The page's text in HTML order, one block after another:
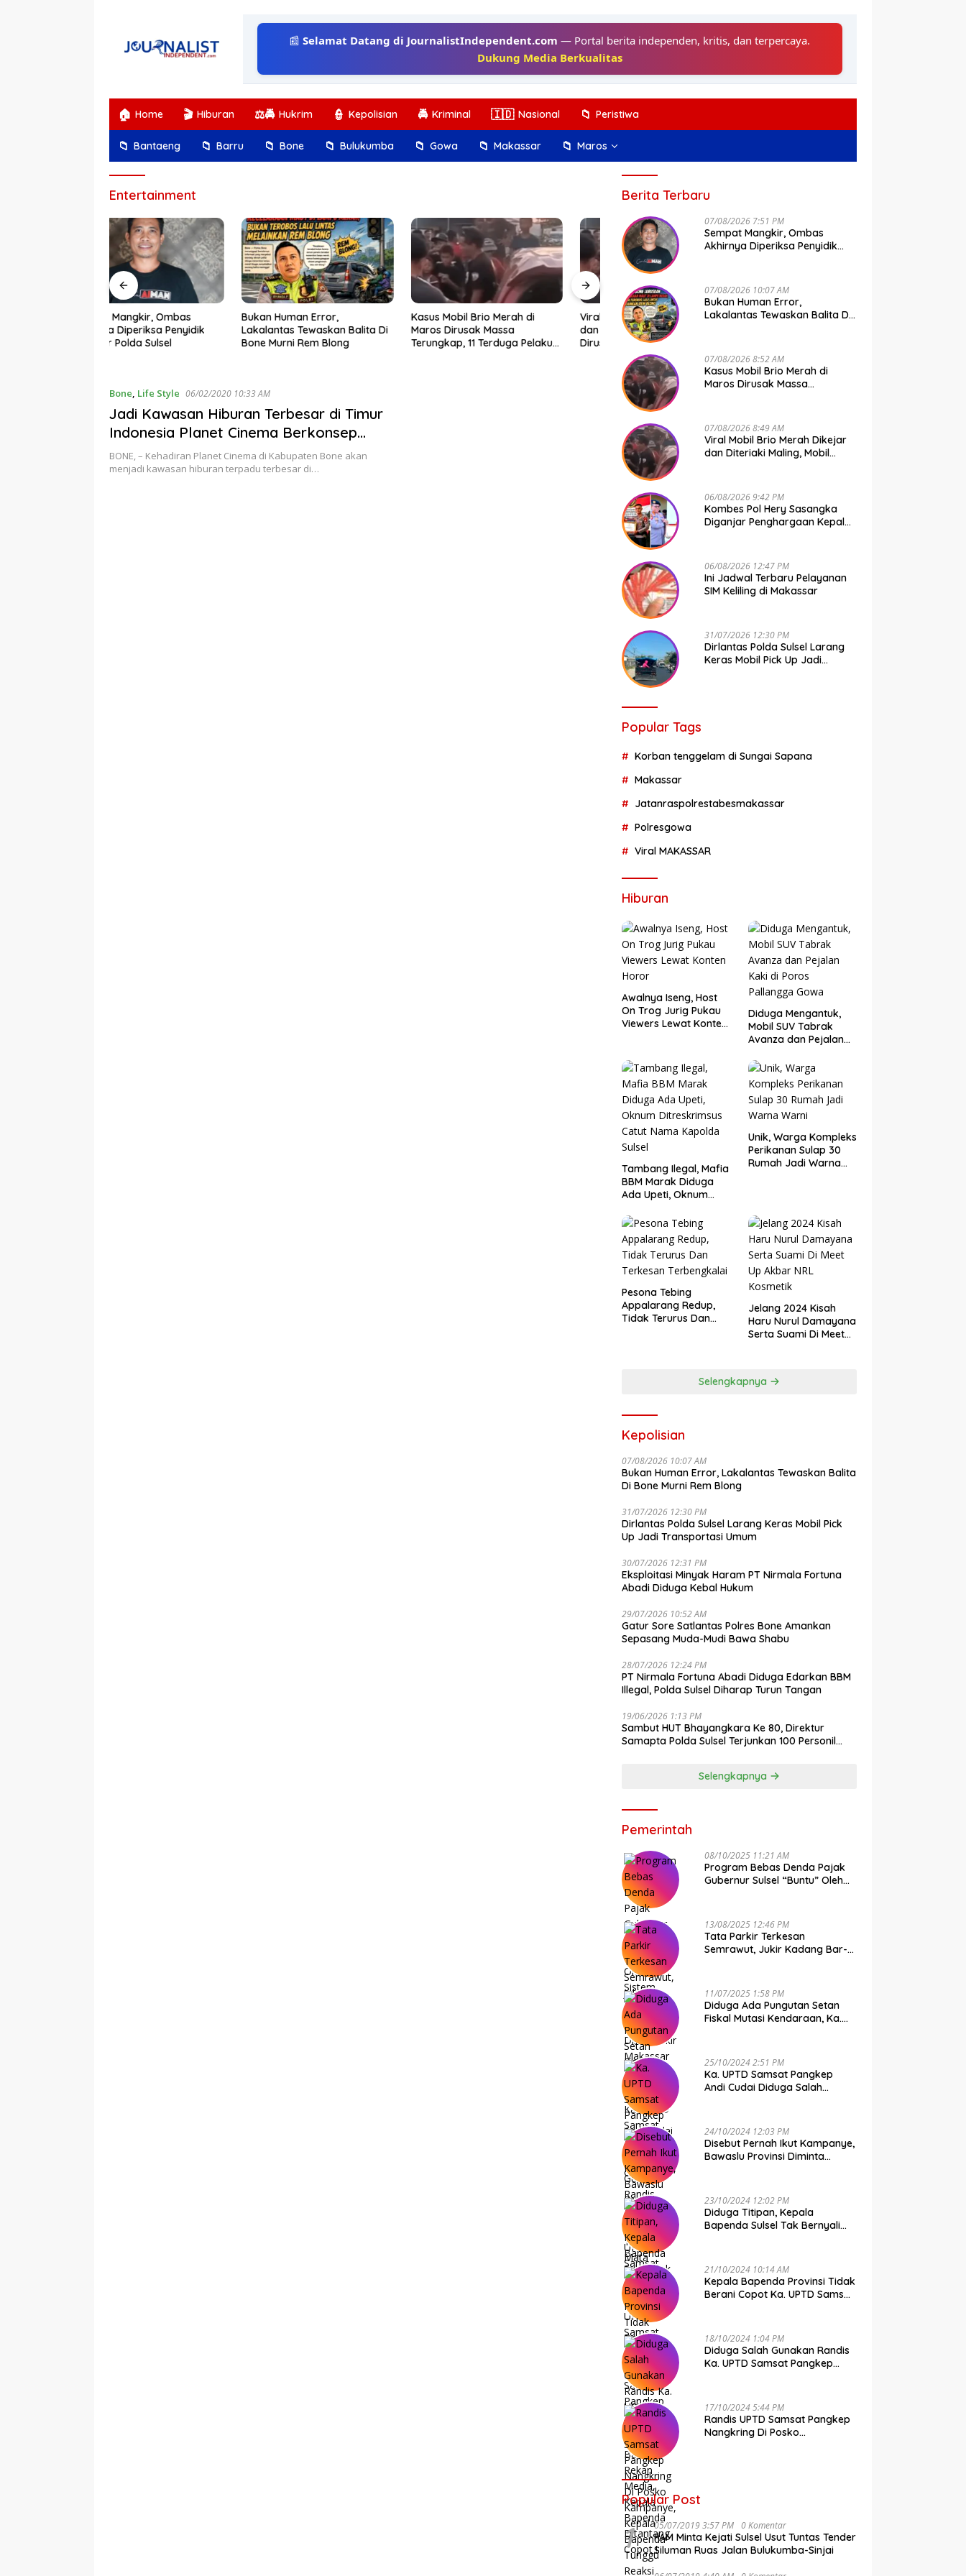
📰Selamat Datang di JournalistIndependent.com — Portal berita independen, kritis, dan terpercaya.
Dukung Media Berkualitas
🏠 Home 🎬 Hiburan ⚖️🚔 Hukrim 👮 Kepolisian 🚔 Kriminal 🇮🇩 Nasional 📁 Peristiwa
📁 Bantaeng 📁 Barru 📁 Bone 📁 Bulukumba 📁 Gowa 📁 Makassar 📁 Maros
Entertainment
Bukan Human Error,
Lakalantas Tewaskan Balita Di
Bone Murni Rem Blong
Kasus Mobil Brio Merah di
Maros Dirusak Massa
Terungkap, 11 Terduga Pelaku
Viral Mobil Brio Merah Dikejar
dan Diteriaki Maling, Mobil
Dirusak Polisi Usut
Diganjar Penghargaan Kepala
Basarnas Gegara Ini
Bone Life Style 06/02/2020 10:33 AM
Jadi Kawasan Hiburan Terbesar di Timur
Indonesia Planet Cinema Berkonsep
Entertainment
BONE, – Kehadiran Planet Cinema di Kabupaten Bone akan
menjadi kawasan hiburan terpadu terbesar di…
Berita Terbaru
07/08/2026 7:51 PM
Sempat Mangkir, Ombas
Akhirnya Diperiksa Penyidik
07/08/2026 10:07 AM
Bukan Human Error,
Lakalantas Tewaskan Balita Di
07/08/2026 8:52 AM
Kasus Mobil Brio Merah di
Maros Dirusak Massa
07/08/2026 8:49 AM
Viral Mobil Brio Merah Dikejar
dan Diteriaki Maling, Mobil
06/08/2026 9:42 PM
Kombes Pol Hery Sasangka
Diganjar Penghargaan Kepala
06/08/2026 12:47 PM
Ini Jadwal Terbaru Pelayanan
SIM Keliling di Makassar
31/07/2026 12:30 PM
Dirlantas Polda Sulsel Larang
Keras Mobil Pick Up Jadi
Popular Tags
Korban tenggelam di Sungai Sapana
Makassar
Jatanraspolrestabesmakassar
Polresgowa
Viral MAKASSAR
Hiburan
Awalnya Iseng, Host
On Trog Jurig Pukau
Viewers Lewat Konten
Diduga Mengantuk,
Mobil SUV Tabrak
Avanza dan Pejalan
Pallangga Gowa
Tambang Ilegal, Mafia
BBM Marak Diduga
Ada Upeti, Oknum
Nama Kapolda Sulsel
Unik, Warga Kompleks
Perikanan Sulap 30
Rumah Jadi Warna
Pesona Tebing
Appalarang Redup,
Tidak Terurus Dan
Jelang 2024 Kisah
Haru Nurul Damayana
Serta Suami Di Meet
Selengkapnya
Kepolisian
07/08/2026 10:07 AM
Bukan Human Error, Lakalantas Tewaskan Balita
Di Bone Murni Rem Blong
31/07/2026 12:30 PM
Dirlantas Polda Sulsel Larang Keras Mobil Pick
Up Jadi Transportasi Umum
30/07/2026 12:31 PM
Eksploitasi Minyak Haram PT Nirmala Fortuna
Abadi Diduga Kebal Hukum
29/07/2026 10:52 AM
Gatur Sore Satlantas Polres Bone Amankan
Sepasang Muda-Mudi Bawa Shabu
28/07/2026 12:24 PM
PT Nirmala Fortuna Abadi Diduga Edarkan BBM
Illegal, Polda Sulsel Diharap Turun Tangan
19/06/2026 1:13 PM
Sambut HUT Bhayangkara Ke 80, Direktur
Samapta Polda Sulsel Terjunkan 100 Personil
Selengkapnya
Pemerintah
08/10/2025 11:21 AM
Program Bebas Denda Pajak
Gubernur Sulsel “Buntu” Oleh
13/08/2025 12:46 PM
Tata Parkir Terkesan
Semrawut, Jukir Kadang Bar-
11/07/2025 1:58 PM
Diduga Ada Pungutan Setan
Fiskal Mutasi Kendaraan, Ka.
25/10/2024 2:51 PM
Ka. UPTD Samsat Pangkep
Andi Cudai Diduga Salah
24/10/2024 12:03 PM
Disebut Pernah Ikut Kampanye,
Bawaslu Provinsi Diminta
23/10/2024 12:02 PM
Diduga Titipan, Kepala
Bapenda Sulsel Tak Bernyali
21/10/2024 10:14 AM
Kepala Bapenda Provinsi Tidak
Berani Copot Ka. UPTD Samsat
18/10/2024 1:04 PM
Diduga Salah Gunakan Randis
Ka. UPTD Samsat Pangkep
17/10/2024 5:44 PM
Randis UPTD Samsat Pangkep
Nangkring Di Posko
Popular Post
1 05/07/2019 3:57 PM 0 Komentar
FAM Minta Kejati Sulsel Usut Tuntas Tender
Siluman Ruas Jalan Bulukumba-Sinjai